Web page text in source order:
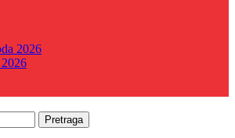
2026
Pretraga